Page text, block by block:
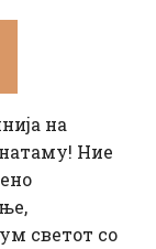
на
Ние
светот со